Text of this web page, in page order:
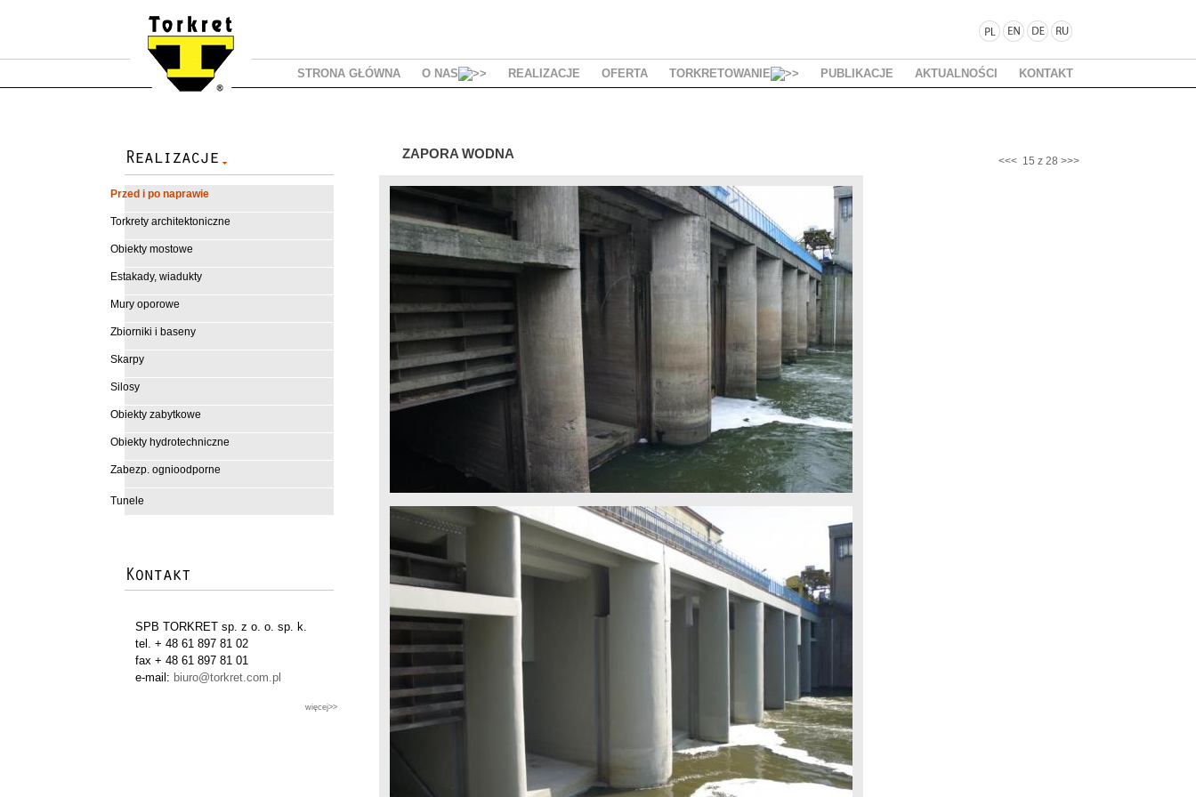
STRONA GŁÓWNA O NAS REALIZACJE OFERTA TORKRETOWANIE PUBLIKACJE AKTUALNOŚCI KONTAKT
Przed i po naprawie
Torkrety architektoniczne
Obiekty mostowe
Estakady, wiadukty
Mury oporowe
Zbiorniki i baseny
Skarpy
Silosy
Obiekty zabytkowe
Obiekty hydrotechniczne
Zabezp. ognioodporne
Tunele
SPB TORKRET sp. z o. o. sp. k.
tel. + 48 61 897 81 02
fax + 48 61 897 81 01
e-mail: biuro@torkret.com.pl
więcej>>
ZAPORA WODNA <<< 15 z 28 >>>